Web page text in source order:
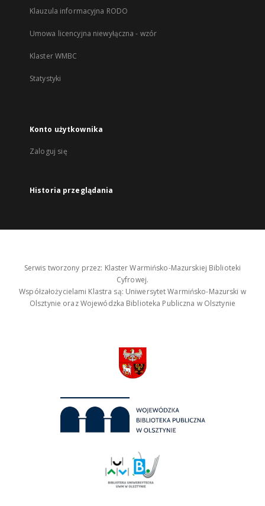
Klauzula informacyjna RODO
Umowa licencyjna niewyłączna - wzór
Klaster WMBC
Statystyki
Konto użytkownika
Zaloguj się
Historia przeglądania
Serwis tworzony przez: Klaster Warmińsko-Mazurskiej Biblioteki
Cyfrowej.
Współzałożycielami Klastra są: Uniwersytet Warmińsko-Mazurski w
Olsztynie oraz Wojewódzka Biblioteka Publiczna w Olsztynie